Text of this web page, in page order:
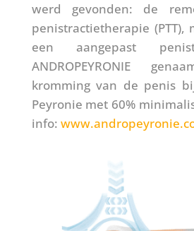
werd gevonden: de
penistractietherapie
een aangepast
ANDROPEYRONIE
kromming van de penis
Peyronie met 60%
info: